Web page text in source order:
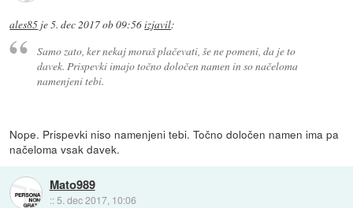
ales85 je5. dec 2017 ob 09:56izjavil:
Samo zato, ker nekaj moraš plačevati, še ne pomeni, da je to
davek. Prispevki imajo točno določen namen in so načeloma
namenjeni tebi.
Nope. Prispevki niso namenjeni tebi. Točno določen namen ima pa
načeloma vsak davek.
Mato989
:: 5. dec 2017, 10:06